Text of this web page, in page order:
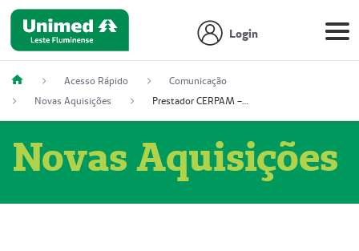
Login
Acesso Rápido
Comunicação
Novas Aquisições
Prestador CERPAM – Centro de Reabilitação S/S Ltda-ME (52004274-8)
Novas Aquisições